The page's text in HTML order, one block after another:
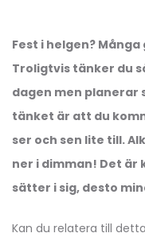
Fest i helgen?
Troligtvis tänker du
dagen men planerar
tänket är att du
ser och sen lite till.
ner i dimman! Det är
sätter i sig, desto
Kan du relatera till